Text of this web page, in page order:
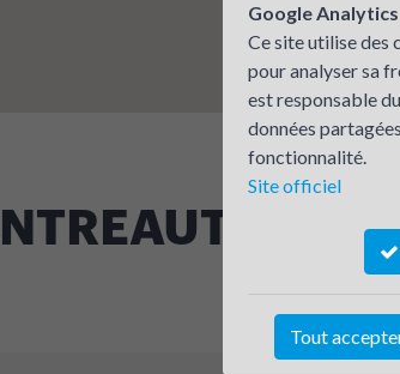
Google Analytics
Ce site utilise
pour analyser sa
est responsable
données
fonctionnalité.
Site officiel
Tout